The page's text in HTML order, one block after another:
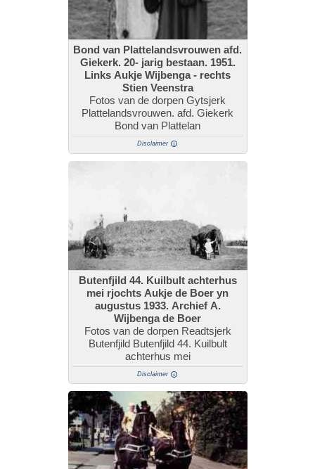
Bond van Plattelandsvrouwen afd.
Giekerk. 20- jarig bestaan. 1951.
Links Aukje Wijbenga - rechts
Stien Veenstra
Fotos van de dorpen Gytsjerk
Plattelandsvrouwen. afd. Giekerk
Bond van Plattelan
Disclaimer
Butenfjild 44. Kuilbult achterhus
mei rjochts Aukje de Boer yn
augustus 1933. Archief A.
Wijbenga de Boer
Fotos van de dorpen Readtsjerk
Butenfjild Butenfjild 44. Kuilbult
achterhus mei
Disclaimer